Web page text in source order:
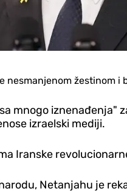
nesmanjenom žestinom
mnogo iznenađenja"
izraelski mediji.
Iranske
Netanjahu je